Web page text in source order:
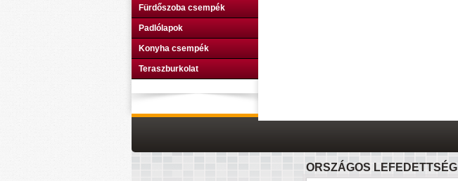
Fürdőszoba csempék
Padlólapok
Konyha csempék
Teraszburkolat
ORSZÁGOS LEFEDETTSÉG